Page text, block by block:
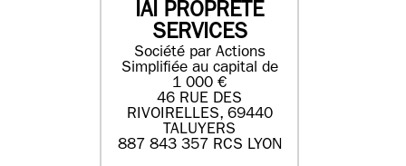
IAI PROPRETE
SERVICES
Société par Actions
Simplifiée au capital de
1 000 €
46 RUE DES
RIVOIRELLES, 69440
TALUYERS
887 843 357 RCS LYON